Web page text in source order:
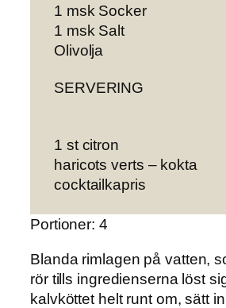
1 msk Socker
1 msk Salt
Olivolja
SERVERING
1 st citron
haricots verts – kokta
cocktailkapris
Portioner: 4
Blanda rimlagen på vatten,
rör tills ingredienserna löst
kalvköttet helt runt om, sätt